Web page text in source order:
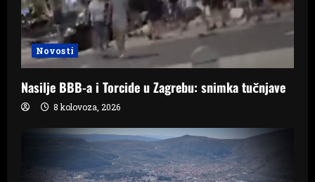
Novosti
Nasilje BBB-a i Torcide u Zagrebu: snimka tučnjave
8 kolovoza, 2026